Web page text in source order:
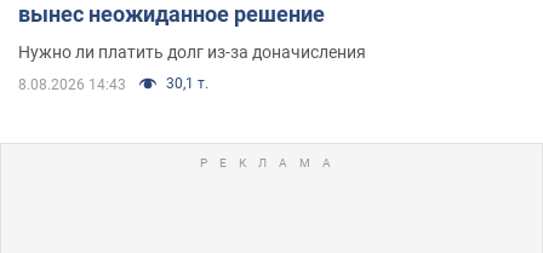
вынес неожиданное решение
Нужно ли платить долг из-за доначисления
8.08.2026 14:43 30,1 т.